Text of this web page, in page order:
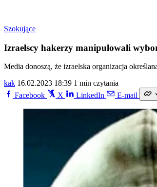
Szokujące
Izraelscy hakerzy manipulowali
Media donoszą, że izraelska organizacja
kak 16.02.2023 18:39 1 min czytania
Facebook
X LinkedIn E-mail